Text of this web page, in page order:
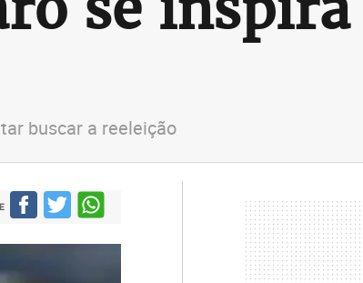
buscar a reeleição